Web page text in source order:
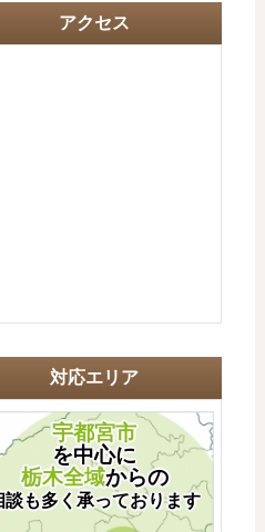
アクセス
対応エリア
宇都宮市
を中心に
栃木全域からの
談も多く承っております